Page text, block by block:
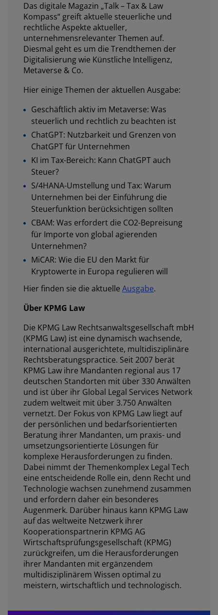
Das digitale Magazin „Talk – Tax & Law
Kompass“ greift aktuelle steuerliche und
rechtliche Aspekte aktueller,
unternehmensrelevanter Themen auf.
Diesmal geht es um die Trendthemen der
Digitalisierung wie Künstliche Intelligenz,
Metaverse & Co.
Hier einige Themen der aktuellen Ausgabe:
Geschäftlich aktiv im Metaverse: Was
steuerlich und rechtlich zu beachten ist
ChatGPT: Nutzbarkeit und Grenzen von
ChatGPT für Unternehmen
KI im Tax-Bereich: Kann ChatGPT auch
Steuer?
S/4HANA-Umstellung und Tax: Warum
Unternehmen bei der Einführung die
Steuerfunktion berücksichtigen sollten
CBAM: Was erfordert die CO2-Bepreisung
für Importe von global agierenden
Unternehmen?
MiCAR: Wie die EU den Markt für
Kryptowerte in Europa regulieren will
Hier finden sie die aktuelle Ausgabe.
Über KPMG Law
Die KPMG Law Rechtsanwaltsgesellschaft mbH
(KPMG Law) ist eine dynamisch wachsende,
international ausgerichtete, multidisziplinäre
Rechtsberatungspractice. Seit 2007 berät
KPMG Law ihre Mandanten regional aus 17
deutschen Standorten mit über 330 Anwälten
und ist über ihr Global Legal Services Network
zudem weltweit mit über 3.750 Anwälten
vernetzt. Der Fokus von KPMG Law liegt auf
der persönlichen und bedarfsorientierten
Beratung ihrer Mandanten, um praxis- und
umsetzungsorientierte Lösungen für
komplexe Herausforderungen zu finden.
Dabei nimmt der Themenkomplex Legal Tech
eine entscheidende Rolle ein, denn Recht und
Technologie wachsen zunehmend zusammen
und erfordern daher ein besonderes
Augenmerk. Darüber hinaus kann KPMG Law
auf das weltweite Netzwerk ihrer
Kooperationspartnerin KPMG AG
Wirtschaftsprüfungsgesellschaft (KPMG)
zurückgreifen, um die Herausforderungen
ihrer Mandanten mit ergänzendem
multidisziplinärem Wissen optimal zu
meistern, wirtschaftlich und technologisch.